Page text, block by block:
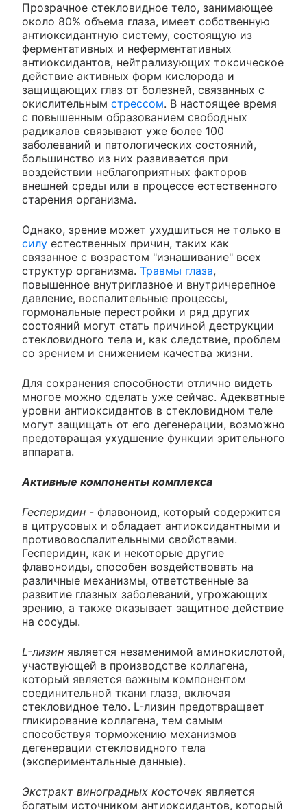
Прозрачное стекловидное тело, занимающее
около 80% объема глаза, имеет собственную
антиоксидантную систему, состоящую из
ферментативных и неферментативных
антиоксидантов, нейтрализующих токсическое
действие активных форм кислорода и
защищающих глаз от болезней, связанных с
окислительным стрессом. В настоящее время
с повышенным образованием свободных
радикалов связывают уже более 100
заболеваний и патологических состояний,
большинство из них развивается при
воздействии неблагоприятных факторов
внешней среды или в процессе естественного
старения организма.
Однако, зрение может ухудшиться не только в
силу естественных причин, таких как
связанное с возрастом "изнашивание" всех
структур организма. Травмы глаза,
повышенное внутриглазное и внутричерепное
давление, воспалительные процессы,
гормональные перестройки и ряд других
состояний могут стать причиной деструкции
стекловидного тела и, как следствие, проблем
со зрением и снижением качества жизни.
Для сохранения способности отлично видеть
многое можно сделать уже сейчас. Адекватные
уровни антиоксидантов в стекловидном теле
могут защищать от его дегенерации, возможно
предотвращая ухудшение функции зрительного
аппарата.
Активные компоненты комплекса
Гесперидин - флавоноид, который содержится
в цитрусовых и обладает антиоксидантными и
противовоспалительными свойствами.
Гесперидин, как и некоторые другие
флавоноиды, способен воздействовать на
различные механизмы, ответственные за
развитие глазных заболеваний, угрожающих
зрению, а также оказывает защитное действие
на сосуды.
L-лизин является незаменимой аминокислотой,
участвующей в производстве коллагена,
который является важным компонентом
соединительной ткани глаза, включая
стекловидное тело. L-лизин предотвращает
гликирование коллагена, тем самым
способствуя торможению механизмов
дегенерации стекловидного тела
(экспериментальные данные).
Экстракт виноградных косточек является
богатым источником антиоксидантов, который